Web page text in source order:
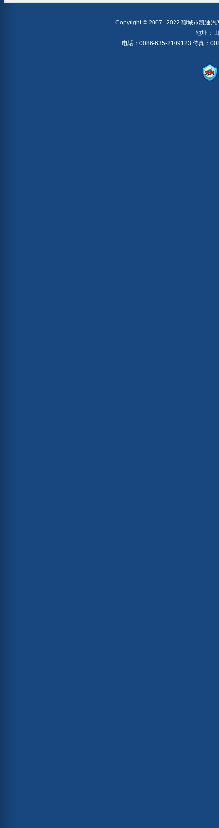
Copyright © 2007--2022 聊城市凯迪
地址：
电话：0086-635-2109123 传真：